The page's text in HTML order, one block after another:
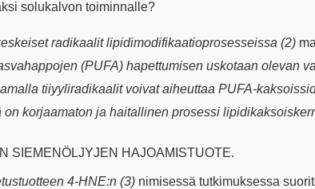
solukalvon toiminnalle?
radikaalit lipidimodifikaatioprosesseissa (2)
(PUFA) hapettumisen uskotaan olevan
tiiyyliradikaalit voivat aiheuttaa PUFA-
korjaamaton ja haitallinen prosessi
SIEMENÖLJYJEN HAJOAMISTUOTE.
4-HNE:n (3) nimisessä tutkimuksessa